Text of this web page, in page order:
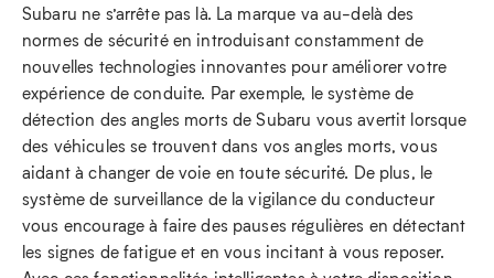
Subaru ne s’arrête pas là. La marque va au-delà des
normes de sécurité en introduisant constamment de
nouvelles technologies innovantes pour améliorer votre
expérience de conduite. Par exemple, le système de
détection des angles morts de Subaru vous avertit lorsque
des véhicules se trouvent dans vos angles morts, vous
aidant à changer de voie en toute sécurité. De plus, le
système de surveillance de la vigilance du conducteur
vous encourage à faire des pauses régulières en détectant
les signes de fatigue et en vous incitant à vous reposer.